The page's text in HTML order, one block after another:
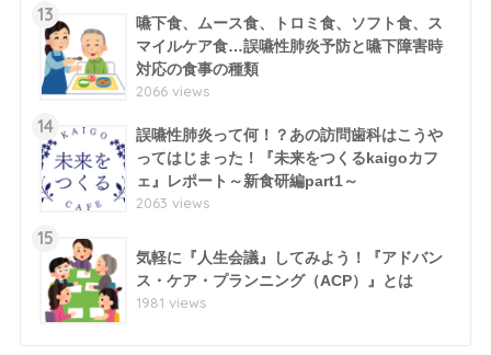
13
嚥下食、ムース食、トロミ食、ソフト食、ス
マイルケア食…誤嚥性肺炎予防と嚥下障害時
対応の食事の種類
2066 views
14
誤嚥性肺炎って何！？あの訪問歯科はこうや
ってはじまった！『未来をつくるkaigoカフ
ェ』レポート～新食研編part1～
2063 views
15
気軽に『人生会議』してみよう！『アドバン
ス・ケア・プランニング（ACP）』とは
1981 views